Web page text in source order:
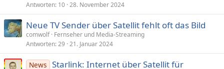
Antworten 10 28. November 2024
Neue TV Sender über Satellit fehlt oft das Bild
comwolf Fernseher und Media-Streaming
Antworten 29 21. Januar 2024
News Starlink: Internet über Satellit für